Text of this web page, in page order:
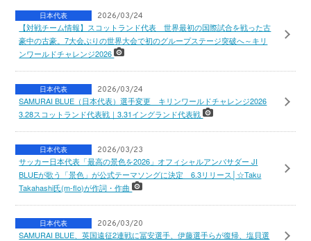
日本代表 2026/03/24
【対戦チーム情報】スコットランド代表 世界最初の国際試合を戦った古
豪中の古豪。7大会ぶりの世界大会で初のグループステージ突破へ～キリ
ンワールドチャレンジ2026
日本代表 2026/03/24
SAMURAI BLUE（日本代表）選手変更 キリンワールドチャレンジ2026
3.28スコットランド代表戦｜3.31イングランド代表戦
日本代表 2026/03/23
サッカー日本代表「最高の景色を2026」オフィシャルアンバサダー JI
BLUEが歌う「景色」が公式テーマソングに決定 6.3リリース│☆Taku
Takahashi氏(m-flo)が作詞・作曲
日本代表 2026/03/20
SAMURAI BLUE、英国遠征2連戦に冨安選手、伊藤選手らが復帰、塩貝選